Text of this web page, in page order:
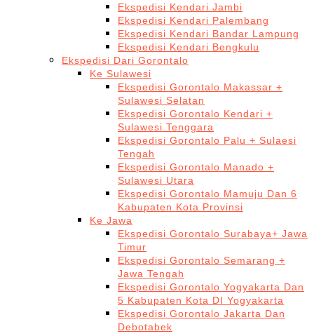
Ekspedisi Kendari Jambi
Ekspedisi Kendari Palembang
Ekspedisi Kendari Bandar Lampung
Ekspedisi Kendari Bengkulu
Ekspedisi Dari Gorontalo
Ke Sulawesi
Ekspedisi Gorontalo Makassar +
Sulawesi Selatan
Ekspedisi Gorontalo Kendari +
Sulawesi Tenggara
Ekspedisi Gorontalo Palu + Sulaesi
Tengah
Ekspedisi Gorontalo Manado +
Sulawesi Utara
Ekspedisi Gorontalo Mamuju Dan 6
Kabupaten Kota Provinsi
Ke Jawa
Ekspedisi Gorontalo Surabaya+ Jawa
Timur
Ekspedisi Gorontalo Semarang +
Jawa Tengah
Ekspedisi Gorontalo Yogyakarta Dan
5 Kabupaten Kota DI Yogyakarta
Ekspedisi Gorontalo Jakarta Dan
Debotabek